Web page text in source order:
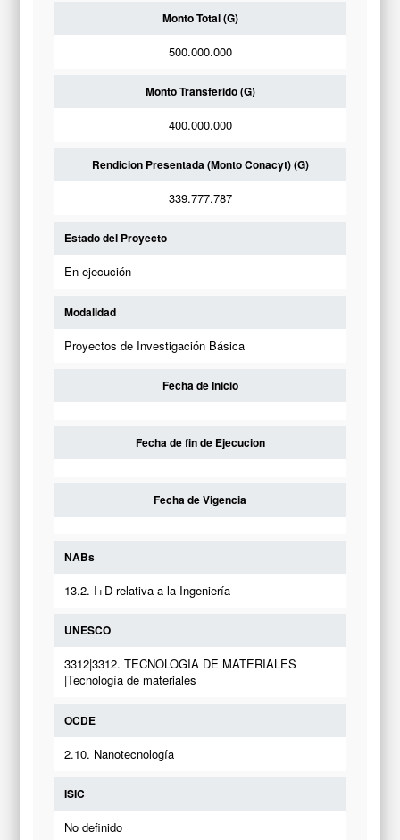
Monto Total (G)
500.000.000
Monto Transferido (G)
400.000.000
Rendicion Presentada (Monto Conacyt) (G)
339.777.787
Estado del Proyecto
En ejecución
Modalidad
Proyectos de Investigación Básica
Fecha de Inicio
Fecha de fin de Ejecucion
Fecha de Vigencia
NABs
13.2. I+D relativa a la Ingeniería
UNESCO
3312|3312. TECNOLOGIA DE MATERIALES
|Tecnología de materiales
OCDE
2.10. Nanotecnología
ISIC
No definido